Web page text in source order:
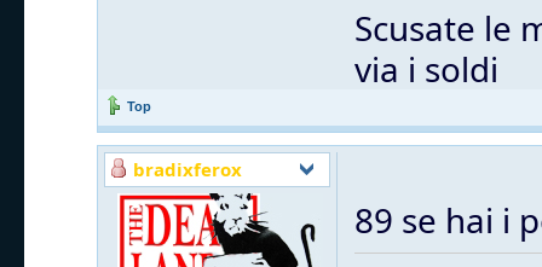
Scusate le
via i soldi
Top
bradixferox
89 se hai i